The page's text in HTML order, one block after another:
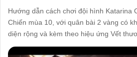
Hướng dẫn cách chơi đội hình Katarina
Chiến mùa 10, với quân bài 2 vàng có
diện rộng và kèm theo hiệu ứng Vết